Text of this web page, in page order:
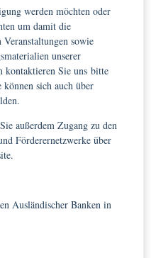
werden möchten oder
um damit die
sowie
unserer
kontaktieren Sie uns bitte
können sich auch über
außerdem Zugang zu den
Förderernetzwerke über
Ausländischer Banken in